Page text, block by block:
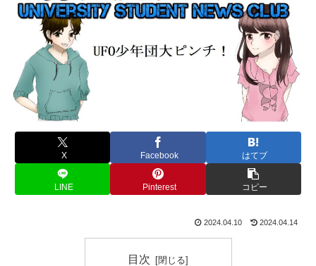
X Facebook はてブ
LINE Pinterest コピー
2024.04.10 2024.04.14
目次